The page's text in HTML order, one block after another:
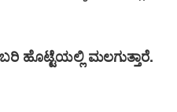
ಬರಿ ಹೊಟ್ಟೆಯಲ್ಲಿ ಮಲಗುತ್ತಾರೆ.